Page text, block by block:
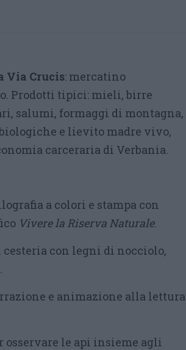
Via Crucis: mercatino
Prodotti tipici: mieli, birre
salumi, formaggi di montagna,
e lievito madre vivo,
carceraria di Verbania.
a colori e stampa con
Vivere la Riserva Naturale.
con legni di nocciolo,
e animazione alla lettura
osservare le api insieme agli